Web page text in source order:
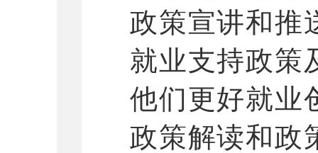
政策宣讲和推
就业支持政策
他们更好就业
政策解读和政